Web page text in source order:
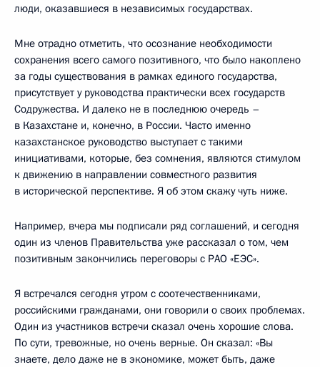
люди, оказавшиеся в независимых государствах.
Мне отрадно отметить, что осознание необходимости
сохранения всего самого позитивного, что было накоплено
за годы существования в рамках единого государства,
присутствует у руководства практически всех государств
Содружества. И далеко не в последнюю очередь –
в Казахстане и, конечно, в России. Часто именно
казахстанское руководство выступает с такими
инициативами, которые, без сомнения, являются стимулом
к движению в направлении совместного развития
в исторической перспективе. Я об этом скажу чуть ниже.
Например, вчера мы подписали ряд соглашений, и сегодня
один из членов Правительства уже рассказал о том, чем
позитивным закончились переговоры с РАО «ЕЭС».
Я встречался сегодня утром с соотечественниками,
российскими гражданами, они говорили о своих проблемах.
Один из участников встречи сказал очень хорошие слова.
По сути, тревожные, но очень верные. Он сказал: «Вы
знаете, дело даже не в экономике, может быть, даже